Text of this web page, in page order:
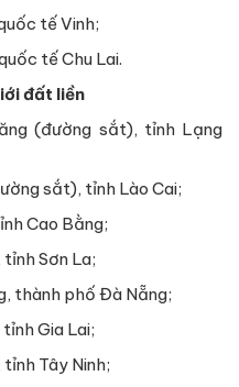
tế Vinh;
tế Chu Lai.
đất liền
(đường sắt), tỉnh Lạng
sắt), tỉnh Lào Cai;
Cao Bằng;
Sơn La;
thành phố Đà Nẵng;
Gia Lai;
Tây Ninh;